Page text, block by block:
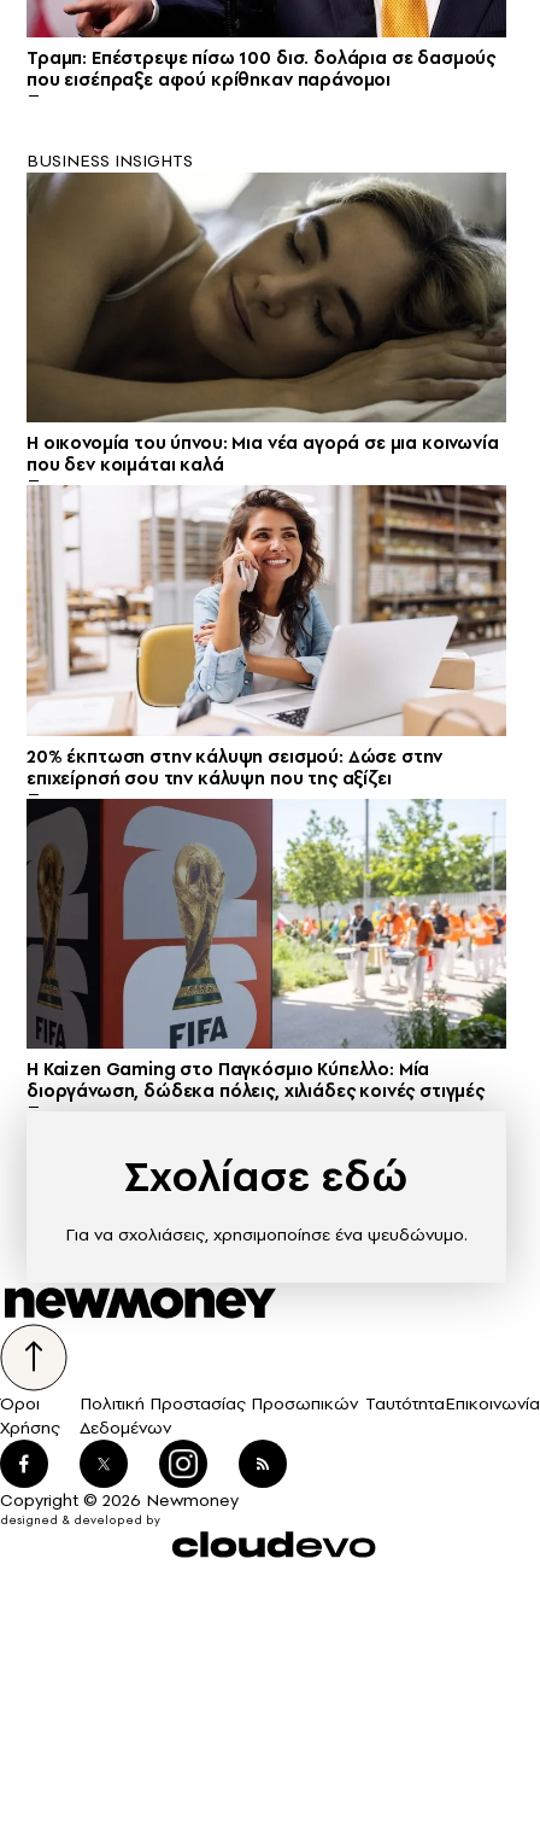
Τραμπ: Επέστρεψε πίσω 100 δισ. δολάρια σε δασμούς
που εισέπραξε αφού κρίθηκαν παράνομοι
BUSINESS INSIGHTS
Η οικονομία του ύπνου: Μια νέα αγορά σε μια κοινωνία
που δεν κοιμάται καλά
20% έκπτωση στην κάλυψη σεισμού: Δώσε στην
επιχείρησή σου την κάλυψη που της αξίζει
H Kaizen Gaming στο Παγκόσμιο Kύπελλο: Μία
διοργάνωση, δώδεκα πόλεις, χιλιάδες κοινές στιγμές
Σχολίασε εδώ
Για να σχολιάσεις, χρησιμοποίησε ένα ψευδώνυμο.
Όροι
Χρήσης
Πολιτική Προστασίας Προσωπικών
Δεδομένων
ΤαυτότηταΕπικοινωνία
Copyright © 2026 Newmoney
designed & developed by